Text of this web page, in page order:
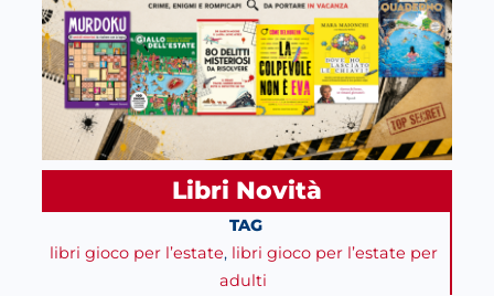
Libri Novità
TAG
libri gioco per l’estate, libri gioco per l’estate per
adulti